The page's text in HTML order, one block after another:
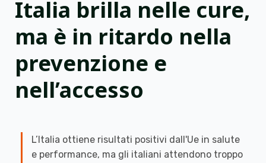
Italia brilla nelle cure,
ma è in ritardo nella
prevenzione e
nell’accesso
L’Italia ottiene risultati positivi dall'Ue in salute
e performance, ma gli italiani attendono troppo